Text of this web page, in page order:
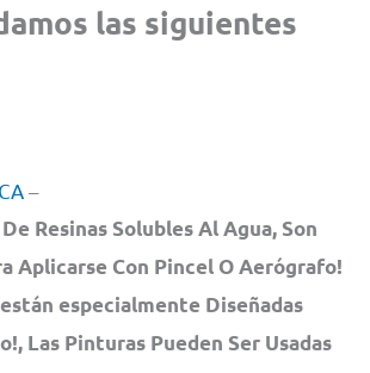
las siguientes
–
Resinas Solubles Al Agua, Son
Aplicarse Con Pincel O Aerógrafo!
especialmente Diseñadas
Las Pinturas Pueden Ser Usadas